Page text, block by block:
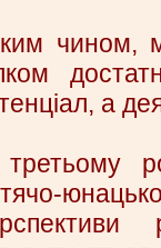
чином,
а